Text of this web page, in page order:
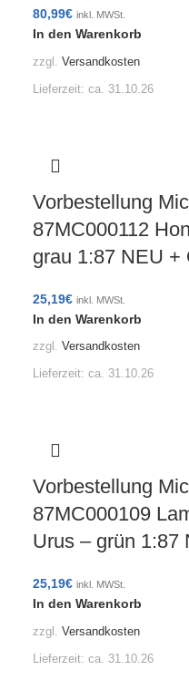
80,99€ inkl. MWSt.
In den Warenkorb
zzgl. Versandkosten
Lieferzeit: ca. 31.10.26
Vorbestellung
87MC000112
grau 1:87 NEU +
25,19€ inkl. MWSt.
In den Warenkorb
zzgl. Versandkosten
Lieferzeit: ca. 31.10.26
Vorbestellung
87MC000109
Urus – grün 1:87
25,19€ inkl. MWSt.
In den Warenkorb
zzgl. Versandkosten
Lieferzeit: ca. 31.10.26